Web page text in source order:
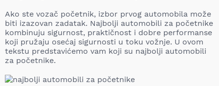
Ako ste vozač početnik, izbor prvog automobila može
biti izazovan zadatak. Najbolji automobili za početnike
kombinuju sigurnost, praktičnost i dobre performanse
koji pružaju osećaj sigurnosti u toku vožnje. U ovom
tekstu predstavićemo vam koji su najbolji automobili
za početnike.